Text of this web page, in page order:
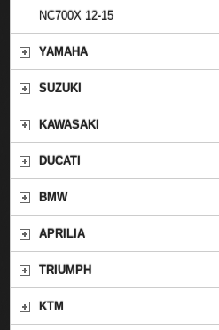
NC700X 12-15
YAMAHA
SUZUKI
KAWASAKI
DUCATI
BMW
APRILIA
TRIUMPH
KTM